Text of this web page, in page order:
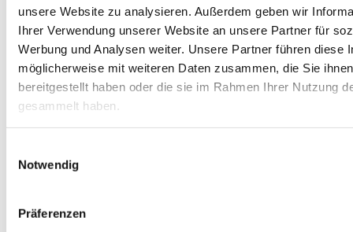
unsere Website zu analysieren. Außerdem geben wir
Ihrer Verwendung unserer Website an unsere Partner für
Werbung und Analysen weiter. Unsere Partner führen diese
möglicherweise mit weiteren Daten zusammen, die Sie ihnen
bereitgestellt haben oder die sie im Rahmen Ihrer Nutzung
gesammelt haben.
Notwendig
Präferenzen
MAIS
VO-05
SAFRAN
VO-06